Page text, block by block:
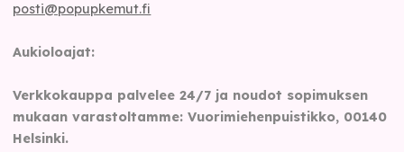
posti@popupkemut.fi
Aukioloajat:
Verkkokauppa palvelee 24/7 ja noudot sopimuksen
mukaan varastoltamme: Vuorimiehenpuistikko, 00140
Helsinki.